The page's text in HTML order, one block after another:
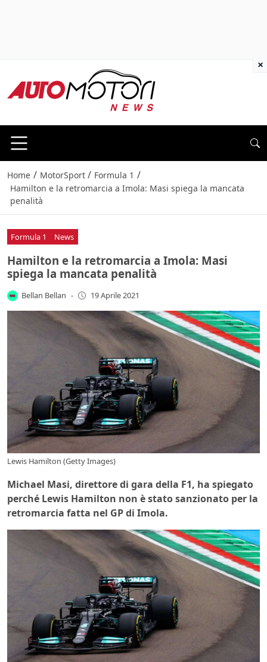
Home / MotorSport / Formula 1 /
Hamilton e la retromarcia a Imola: Masi spiega la mancata
penalità
Formula 1 News
Hamilton e la retromarcia a Imola: Masi
spiega la mancata penalità
Bellan Bellan - 19 Aprile 2021
Lewis Hamilton (Getty Images)
Michael Masi, direttore di gara della F1, ha spiegato
perché Lewis Hamilton non è stato sanzionato per la
retromarcia fatta nel GP di Imola.
×